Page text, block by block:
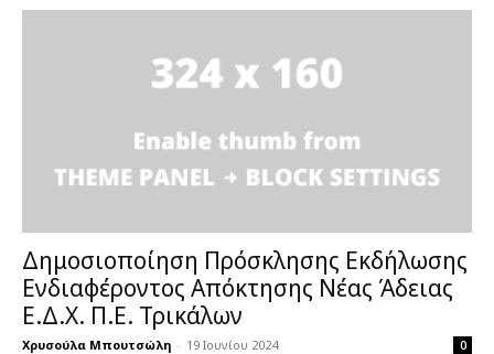
Δημοσιοποίηση Πρόσκλησης Εκδήλωσης
Ενδιαφέροντος Απόκτησης Νέας Άδειας
Ε.Δ.Χ. Π.Ε. Τρικάλων
Χρυσούλα Μπουτσώλη - 19 Ιουνίου 2024 0